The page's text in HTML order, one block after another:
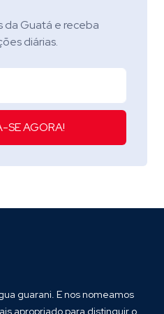
da Guatá e receba
diárias.
SE AGORA!
guarani. E nos nomeamos
apropriado para distinguir o